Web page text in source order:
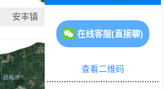
安丰镇
在线客服(直接聊)
查看二维码